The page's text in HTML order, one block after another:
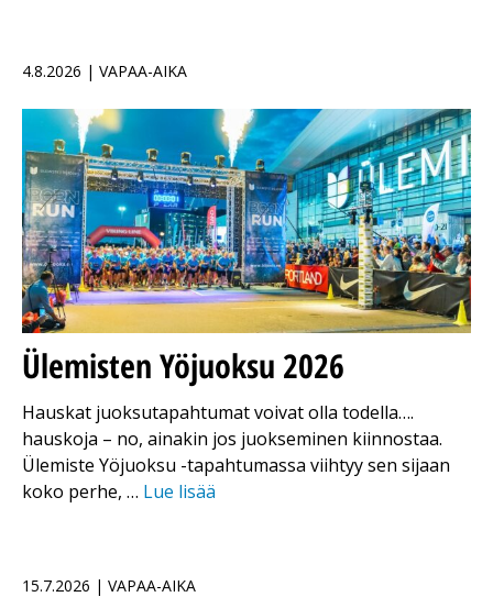
4.8.2026 | VAPAA-AIKA
Ülemisten Yöjuoksu 2026
Hauskat juoksutapahtumat voivat olla todella….
hauskoja – no, ainakin jos juokseminen kiinnostaa.
Ülemiste Yöjuoksu -tapahtumassa viihtyy sen sijaan
koko perhe, … Lue lisää
15.7.2026 | VAPAA-AIKA